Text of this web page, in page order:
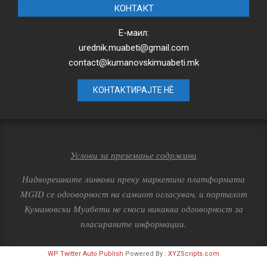
КОНТАКТ
Е-маил:
urednik.muabeti@gmail.com
contact@kumanovskimuabeti.mk
КОНТАКТИРАЈТЕ НЀ
Услови за преземање содржини
Надворешните линкови преку маркетинг платформата
MGID се одговорност на самиот огласувач, и порталот
Кумановски Муабети не сноси никаква одговорност за
пласираните информации.
WP Twitter Auto Publish Powered By : XYZScripts.com